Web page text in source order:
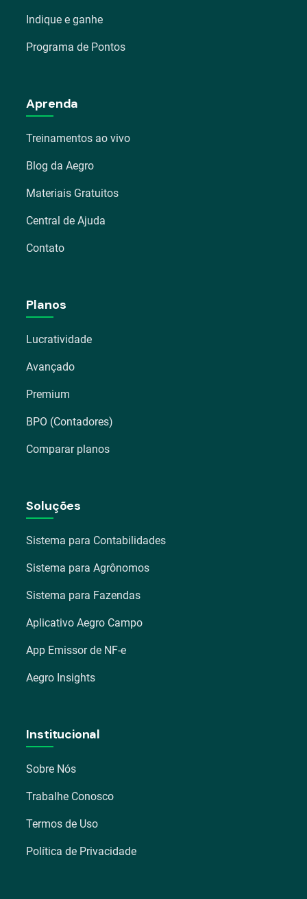
Indique e ganhe
Programa de Pontos
Aprenda
Treinamentos ao vivo
Blog da Aegro
Materiais Gratuitos
Central de Ajuda
Contato
Planos
Lucratividade
Avançado
Premium
BPO (Contadores)
Comparar planos
Soluções
Sistema para Contabilidades
Sistema para Agrônomos
Sistema para Fazendas
Aplicativo Aegro Campo
App Emissor de NF-e
Aegro Insights
Institucional
Sobre Nós
Trabalhe Conosco
Termos de Uso
Política de Privacidade